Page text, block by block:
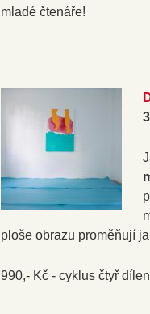
mladé čtenáře!
ploše obrazu proměňují
990,- Kč - cyklus čtyř